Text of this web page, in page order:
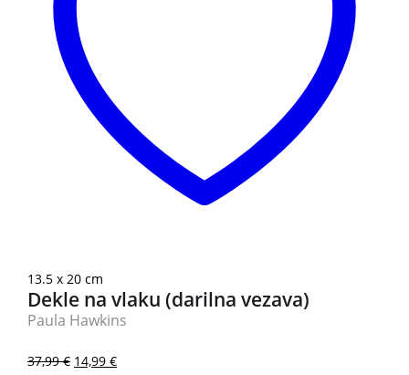
13.5 x 20 cm
Dekle na vlaku (darilna vezava)
Paula Hawkins
37,99€ 14,99 €